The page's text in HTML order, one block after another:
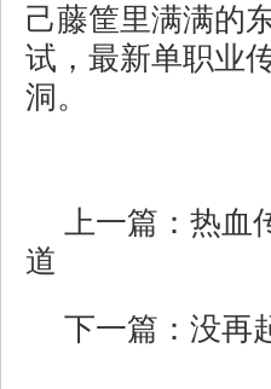
己藤筐里满满的
试，最新单职业
洞。
上一篇： 热血
道
下一篇： 没再